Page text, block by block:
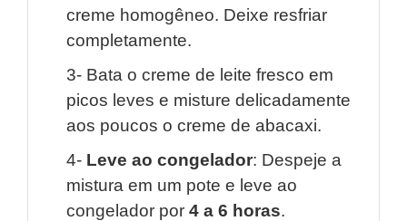
creme homogêneo. Deixe resfriar
completamente.
3- Bata o creme de leite fresco em
picos leves e misture delicadamente
aos poucos o creme de abacaxi.
4- Leve ao congelador: Despeje a
mistura em um pote e leve ao
congelador por 4 a 6 horas.